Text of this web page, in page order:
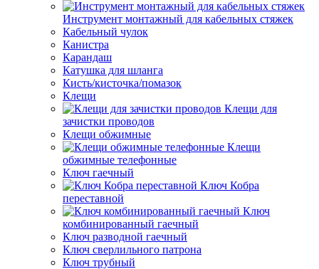
Инструмент монтажный для кабельных стяжек
Кабельный чулок
Канистра
Карандаш
Катушка для шланга
Кисть/кисточка/помазок
Клещи
Клещи для
зачистки проводов
Клещи обжимные
Клещи
обжимные телефонные
Ключ гаечный
Ключ Кобра
переставной
Ключ
комбинированный гаечный
Ключ разводной гаечный
Ключ сверлильного патрона
Ключ трубный